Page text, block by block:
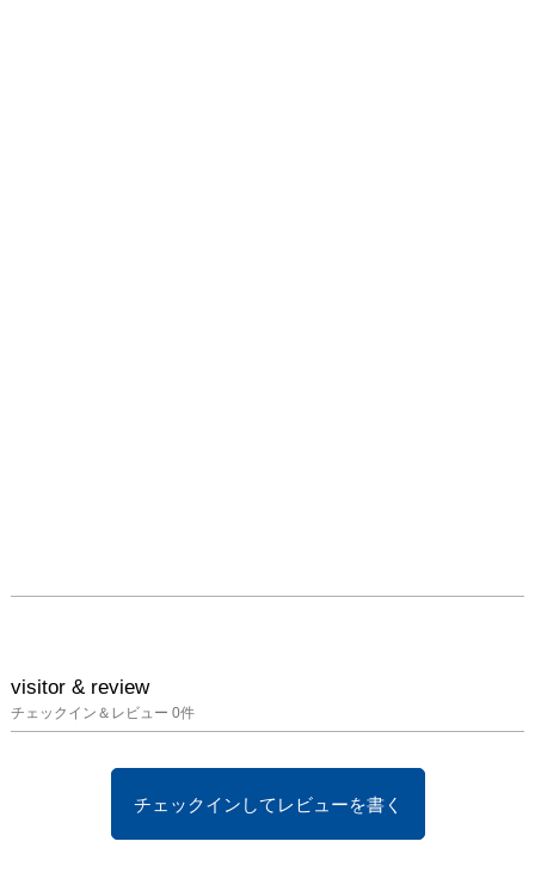
visitor & review
チェックイン＆レビュー 0件
チェックインしてレビューを書く